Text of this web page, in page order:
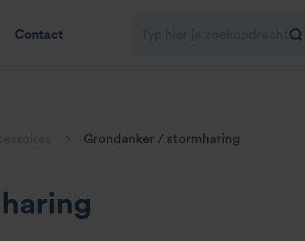
Contact
Grondanker / stormharing